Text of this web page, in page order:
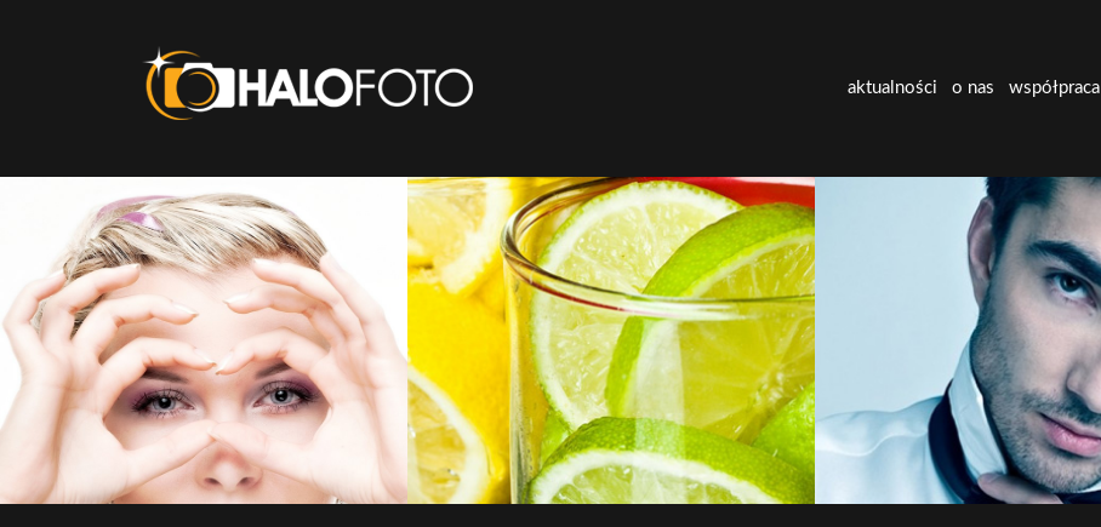
aktualności o nas współpraca